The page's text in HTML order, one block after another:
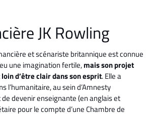
JK Rowling
et scénariste britannique est connue
une imagination fertile,mais son projet
d’être clair dans son esprit. Elle a
l’humanitaire, au sein d’Amnesty
devenir enseignante (en anglais et
pour le compte d’une Chambre de